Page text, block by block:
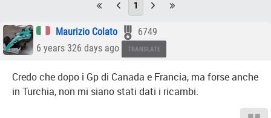
1
Maurizio Colato
6749
6 years 326 days ago
TRANSLATE
Credo che dopo i Gp di Canada e Francia, ma forse anche
in Turchia, non mi siano stati dati i ricambi.